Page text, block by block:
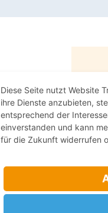
Diese Seite nutzt Website
ihre Dienste anzubieten,
entsprechend der
einverstanden und kann
für die Zukunft widerrufen